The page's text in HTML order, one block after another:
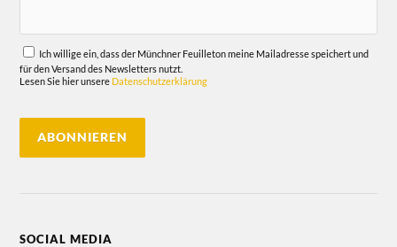
Ich willige ein, dass der Münchner Feuilleton meine Mailadresse speichert und
für den Versand des Newsletters nutzt.
Lesen Sie hier unsere Datenschutzerklärung
SOCIAL MEDIA